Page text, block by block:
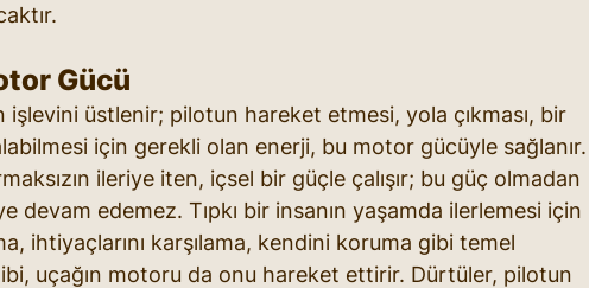
Gücü
işlevini üstlenir; pilotun hareket etmesi, yola çıkması, bir
için gerekli olan enerji, bu motor gücüyle sağlanır.
ileriye iten, içsel bir güçle çalışır; bu güç olmadan
devam edemez. Tıpkı bir insanın yaşamda ilerlemesi için
ihtiyaçlarını karşılama, kendini koruma gibi temel
uçağın motoru da onu hareket ettirir. Dürtüler, pilotun